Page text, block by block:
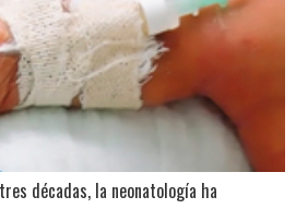
décadas, la neonatología ha